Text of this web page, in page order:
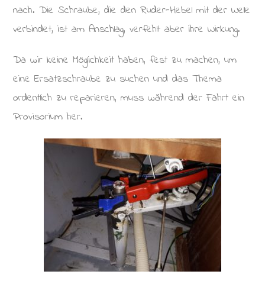
nach. Die Schraube, die den Ruder-Hebel mit der Welle
verbindet, ist am Anschlag, verfehlt aber ihre Wirkung.
Da wir keine Möglichkeit haben, fest zu machen, um
eine Ersatzschraube zu suchen und das Thema
ordentlich zu reparieren, muss während der Fahrt ein
Provisorium her.